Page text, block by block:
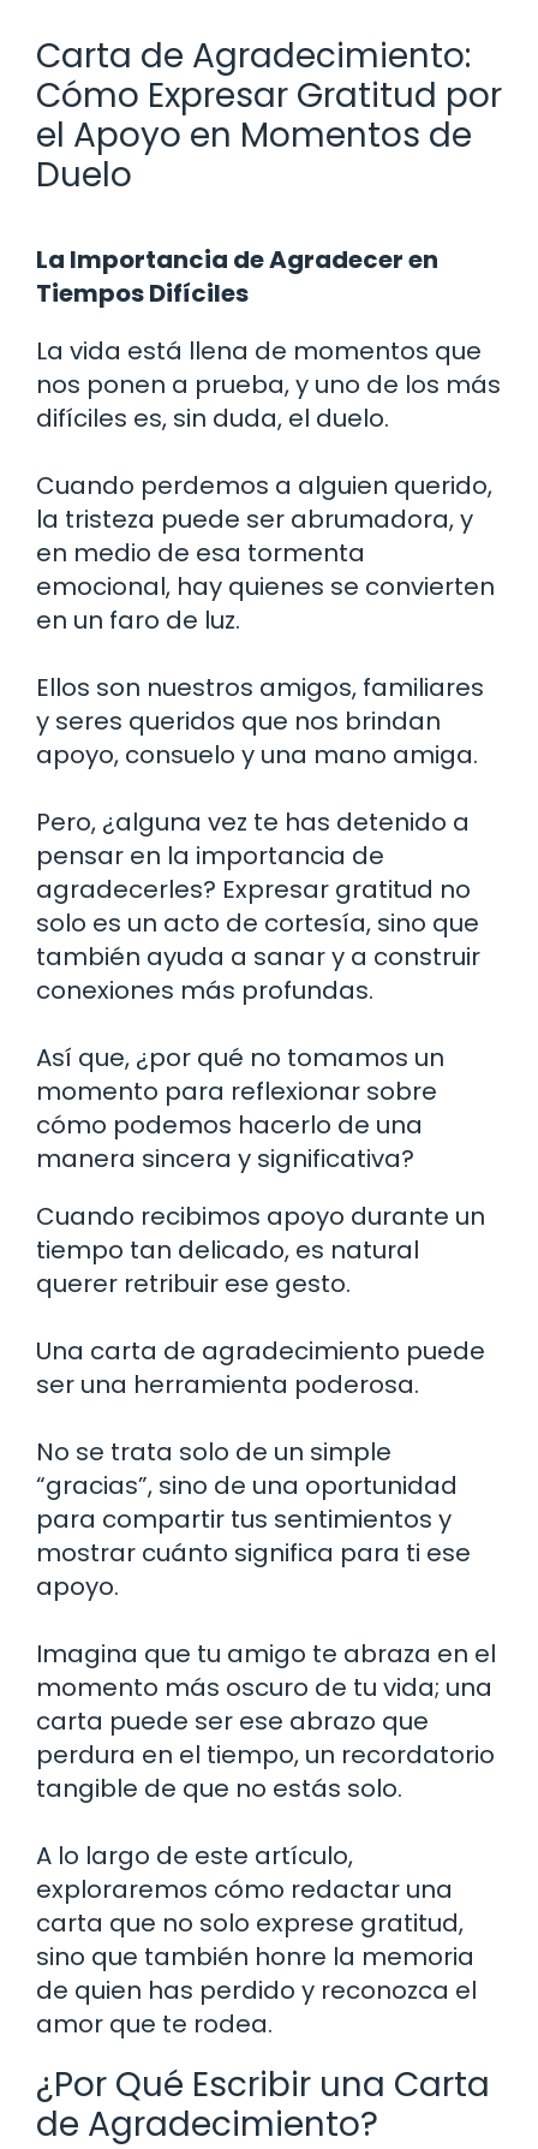
Carta de Agradecimiento:
Cómo Expresar Gratitud por
el Apoyo en Momentos de
Duelo
La Importancia de Agradecer en
Tiempos Difíciles
La vida está llena de momentos que
nos ponen a prueba, y uno de los más
difíciles es, sin duda, el duelo.
Cuando perdemos a alguien querido,
la tristeza puede ser abrumadora, y
en medio de esa tormenta
emocional, hay quienes se convierten
en un faro de luz.
Ellos son nuestros amigos, familiares
y seres queridos que nos brindan
apoyo, consuelo y una mano amiga.
Pero, ¿alguna vez te has detenido a
pensar en la importancia de
agradecerles? Expresar gratitud no
solo es un acto de cortesía, sino que
también ayuda a sanar y a construir
conexiones más profundas.
Así que, ¿por qué no tomamos un
momento para reflexionar sobre
cómo podemos hacerlo de una
manera sincera y significativa?
Cuando recibimos apoyo durante un
tiempo tan delicado, es natural
querer retribuir ese gesto.
Una carta de agradecimiento puede
ser una herramienta poderosa.
No se trata solo de un simple
“gracias”, sino de una oportunidad
para compartir tus sentimientos y
mostrar cuánto significa para ti ese
apoyo.
Imagina que tu amigo te abraza en el
momento más oscuro de tu vida; una
carta puede ser ese abrazo que
perdura en el tiempo, un recordatorio
tangible de que no estás solo.
A lo largo de este artículo,
exploraremos cómo redactar una
carta que no solo exprese gratitud,
sino que también honre la memoria
de quien has perdido y reconozca el
amor que te rodea.
¿Por Qué Escribir una Carta
de Agradecimiento?